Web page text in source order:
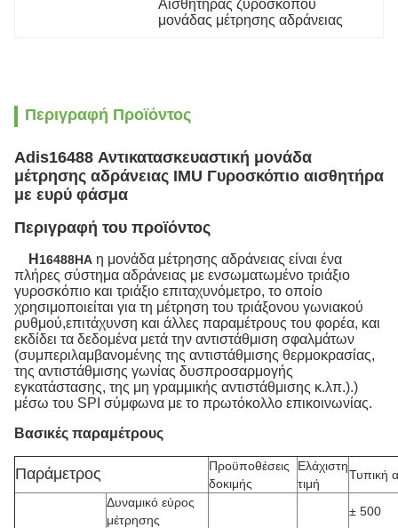
Αισθητήρας ζυροσκόπου
μονάδας μέτρησης αδράνειας
Περιγραφή Προϊόντος
Adis16488 Αντικατασκευαστική μονάδα
μέτρησης αδράνειας IMU Γυροσκόπιο αισθητήρα
με ευρύ φάσμα
Περιγραφή του προϊόντος
Η 16488HA η μονάδα μέτρησης αδράνειας είναι ένα
πλήρες σύστημα αδράνειας με ενσωματωμένο τριάξιο
γυροσκόπιο και τριάξιο επιταχυνόμετρο, το οποίο
χρησιμοποιείται για τη μέτρηση του τριάξονου γωνιακού
ρυθμού,επιτάχυνση και άλλες παραμέτρους του φορέα, και
εκδίδει τα δεδομένα μετά την αντιστάθμιση σφαλμάτων
(συμπεριλαμβανομένης της αντιστάθμισης θερμοκρασίας,
της αντιστάθμισης γωνίας δυσπροσαρμογής
εγκατάστασης, της μη γραμμικής αντιστάθμισης κ.λπ.).)
μέσω του SPI σύμφωνα με το πρωτόκολλο επικοινωνίας.
Βασικές παραμέτρους
Παράμετρος
Προϋποθέσεις
δοκιμής
Ελάχιστη
τιμή
Τυπική
Δυναμικό εύρος
μέτρησης
± 500